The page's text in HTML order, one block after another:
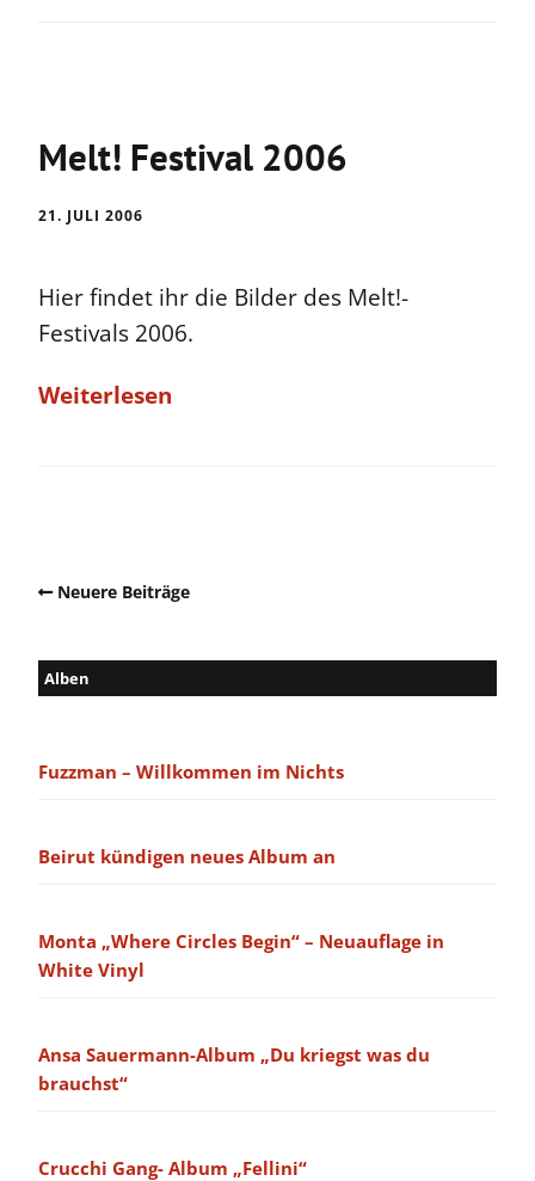
Melt! Festival 2006
21. JULI 2006
Hier findet ihr die Bilder des Melt!-
Festivals 2006.
Weiterlesen
Neuere Beiträge
Alben
Fuzzman – Willkommen im Nichts
Beirut kündigen neues Album an
Monta „Where Circles Begin“ – Neuauflage in
White Vinyl
Ansa Sauermann-Album „Du kriegst was du
brauchst“
Crucchi Gang- Album „Fellini“